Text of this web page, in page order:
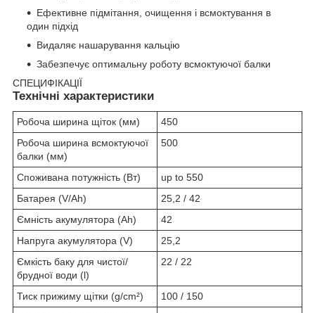
Ефективне підмітання, очищення і всмоктування в
один підхід
Видаляє нашарування кальцію
Забезпечує оптимальну роботу всмоктуючої балки
СПЕЦИФІКАЦІЇ
Технічні характеристики
Робоча ширина щіток (мм)
450
Робоча ширина всмоктуючої
балки (мм)
500
Споживана потужність (Вт)
up to 550
Батарея (V/Ah)
25,2 / 42
Ємність акумулятора (Ah)
42
Напруга акумулятора (V)
25,2
Ємкість баку для чистої/
брудної води (l)
22 / 22
Тиск прижиму щітки (g/cm²)
100 / 150